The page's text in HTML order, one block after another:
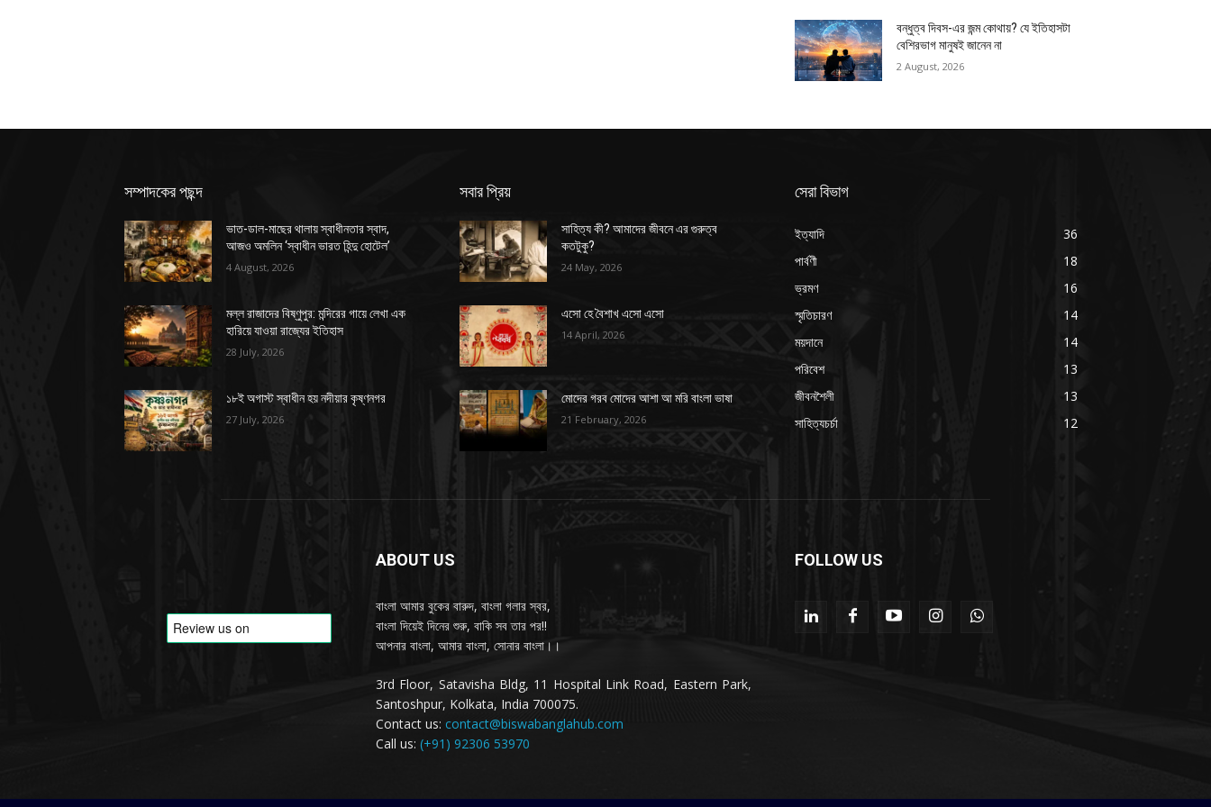
বন্ধুত্ব দিবস-এর জন্ম কোথায়? যে ইতিহাসটা
বেশিরভাগ মানুষই জানেন না
2 August, 2026
সম্পাদকের পছন্দ
ভাত-ডাল-মাছের থালায় স্বাধীনতার স্বাদ,
আজও অমলিন ‘স্বাধীন ভারত হিন্দু হোটেল’
4 August, 2026
মল্ল রাজাদের বিষ্ণুপুর: মন্দিরের গায়ে লেখা এক
হারিয়ে যাওয়া রাজ্যের ইতিহাস
28 July, 2026
১৮ই অগাস্ট স্বাধীন হয় নদীয়ার কৃষ্ণনগর
27 July, 2026
সবার প্রিয়
সাহিত্য কী? আমাদের জীবনে এর গুরুত্ব
কতটুকু?
24 May, 2026
এসো হে বৈশাখ এসো এসো
14 April, 2026
মোদের গরব মোদের আশা আ মরি বাংলা ভাষা
21 February, 2026
সেরা বিভাগ
ইত্যাদি
36
পার্বণী
18
ভ্রমণ
16
স্মৃতিচারণ
14
ময়দানে
14
পরিবেশ
13
জীবনশৈলী
13
সাহিত্যচর্চা
12
ABOUT US
বাংলা আমার বুকের বারুদ, বাংলা গলার স্বর,
বাংলা দিয়েই দিনের শুরু, বাকি সব তার পর!!
আপনার বাংলা, আমার বাংলা, সোনার বাংলা।।
3rd Floor, Satavisha Bldg, 11 Hospital Link Road, Eastern Park,
Santoshpur, Kolkata, India 700075.
Contact us: contact@biswabanglahub.com
Call us: (+91) 92306 53970
FOLLOW US